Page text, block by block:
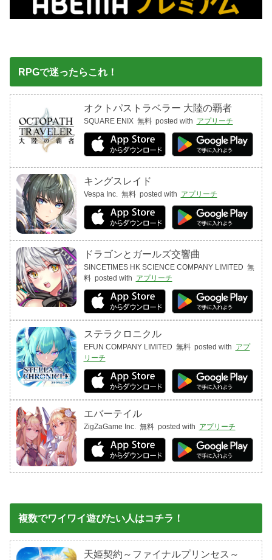
RPGで迷ったらこれ！
オクトパストラベラー 大陸の覇者
SQUARE ENIX 無料 posted with アプリーチ
キングスレイド
Vespa Inc. 無料 posted with アプリーチ
ドラゴンとガールズ交響曲
SINCETIMES HK SCIENCE COMPANY LIMITED 無
料 posted with アプリーチ
ステラクロニクル
EFUN COMPANY LIMITED 無料 posted with アプ
リーチ
エバーテイル
ZigZaGame Inc. 無料 posted with アプリーチ
複数でワイワイ遊びたい人はコチラ！
天姫契約～ファイナルプリンセス～